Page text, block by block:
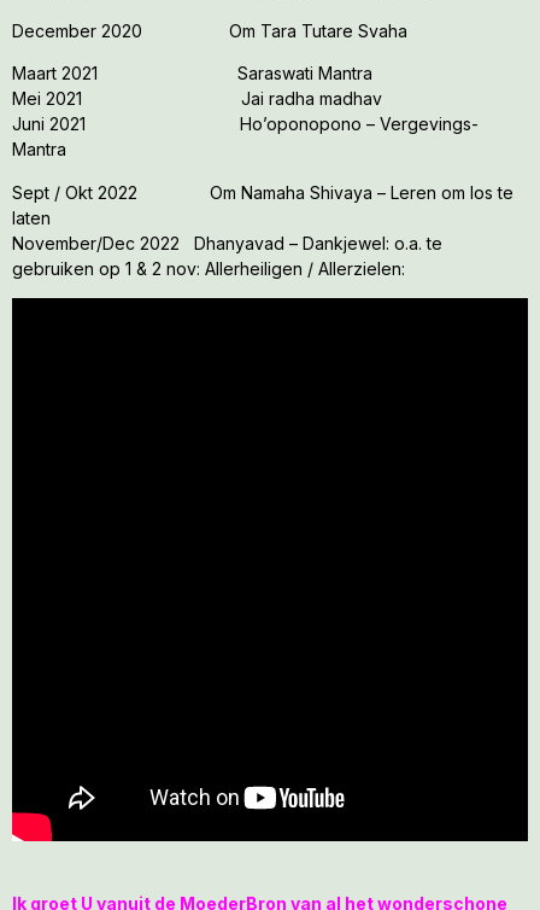
December 2020 Om Tara Tutare Svaha
Maart 2021 Saraswati Mantra
Mei 2021 Jai radha madhav
Juni 2021 Ho’oponopono – Vergevings-
Mantra
Sept / Okt 2022 Om Namaha Shivaya – Leren om los te
laten
November/Dec 2022 Dhanyavad – Dankjewel: o.a. te
gebruiken op 1 & 2 nov: Allerheiligen / Allerzielen:
Ik groet U vanuit de MoederBron van al het wonderschone